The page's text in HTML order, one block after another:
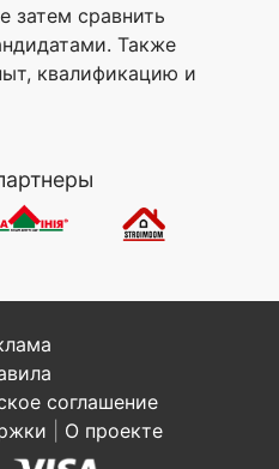
затем сравнить
Также
квалификацию и
соглашение
О проекте